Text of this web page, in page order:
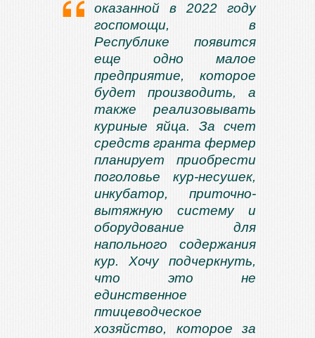
оказанной в 2022 году
госпомощи, в
Республике появится
еще одно малое
предприятие, которое
будет производить, а
также реализовывать
куриные яйца. За счет
средств гранта фермер
планирует приобрести
поголовье кур-несушек,
инкубатор, приточно-
вытяжную систему и
оборудование для
напольного содержания
кур. Хочу подчеркнуть,
что это не
единственное
птицеводческое
хозяйство, которое за